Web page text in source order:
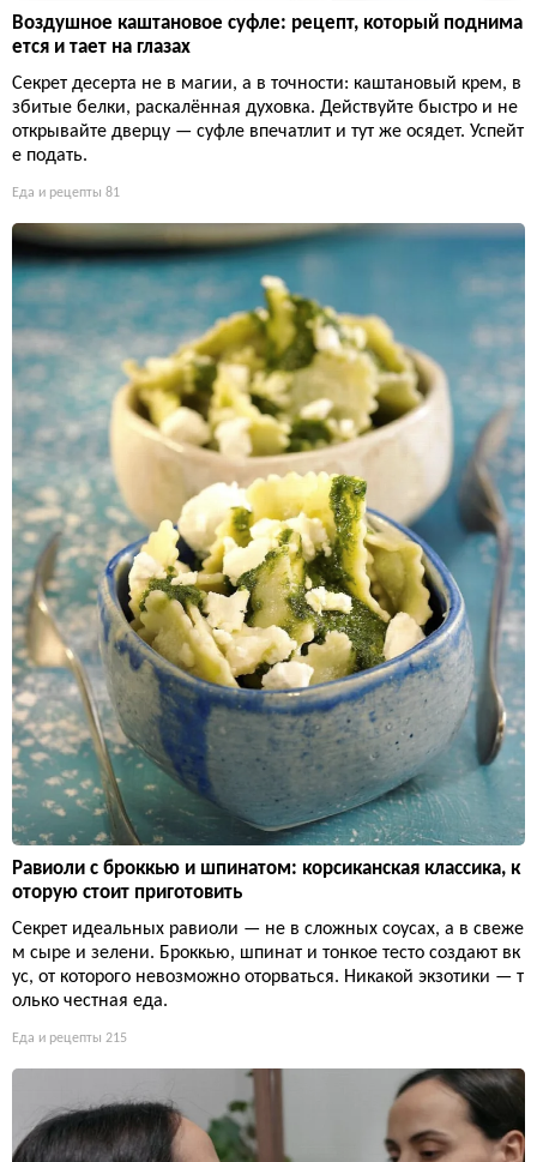
Воздушное каштановое суфле: рецепт, который поднима
ется и тает на глазах
Секрет десерта не в магии, а в точности: каштановый крем, в
збитые белки, раскалённая духовка. Действуйте быстро и не
открывайте дверцу — суфле впечатлит и тут же осядет. Успейт
е подать.
Еда и рецепты 81
Равиоли с броккью и шпинатом: корсиканская классика, к
оторую стоит приготовить
Секрет идеальных равиоли — не в сложных соусах, а в свеже
м сыре и зелени. Броккью, шпинат и тонкое тесто создают вк
ус, от которого невозможно оторваться. Никакой экзотики — т
олько честная еда.
Еда и рецепты 215